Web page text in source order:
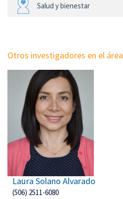
Salud y bienestar
Otros investigadores en el área
Laura Solano Alvarado
(506) 2511-6080